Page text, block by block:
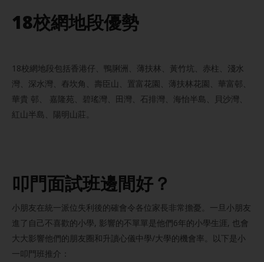
18校網地段優勢
18校網地段包括香港仔、鴨脷洲、薄扶林、黃竹坑、赤柱、淺水
灣、深水灣、舂坎角、壽臣山、置富花園、薄扶林花園、華富邨、
華貴 邨、 嘉隆苑、碧瑤灣、田灣、石排灣、海怡半島、貝沙灣、
紅山半島、陽明山莊。
叩門面試班邊間好？
小朋友在統一派位失利後的確會令各位家長非常擔憂。一旦小朋友
進了自己不喜歡的小學, 影響的不單單是他們6年的小學生涯, 也會
大大影響他們的朋友圈和升讀心儀中學/大學的機會率。以下是小
一叩門班推介：